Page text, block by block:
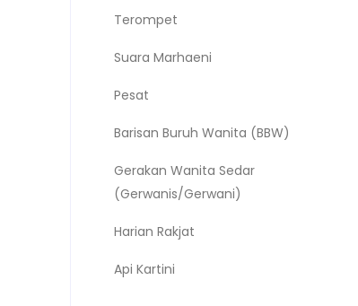
Terompet
Suara Marhaeni
Pesat
Barisan Buruh Wanita (BBW)
Gerakan Wanita Sedar
(Gerwanis/Gerwani)
Harian Rakjat
Api Kartini